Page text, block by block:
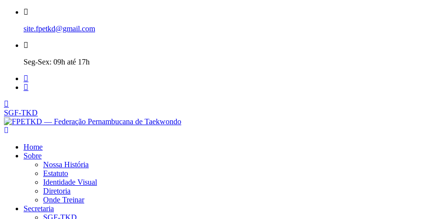
site.fpetkd@gmail.com
Seg-Sex: 09h até 17h
SGF-TKD
Home
Sobre
Nossa História
Estatuto
Identidade Visual
Diretoria
Onde Treinar
Secretaria
SGF-TKD